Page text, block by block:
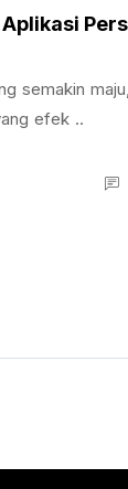
semakin
efek ..